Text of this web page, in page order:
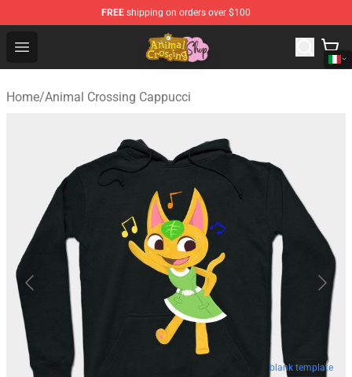
FREE shipping on orders over $100
Open menu
Animal Crossing Shop - Official Animal Crossing
Home/Animal Crossing Cappucci
blank template